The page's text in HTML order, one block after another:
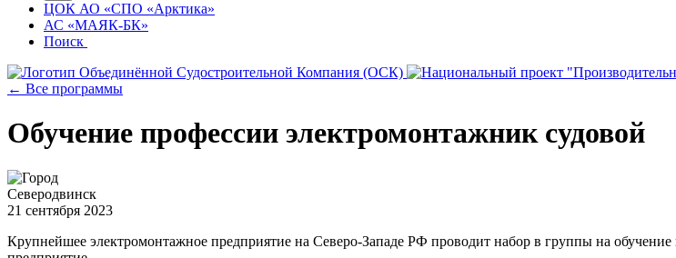
ЦОК АО «СПО «Арктика»
АС «МАЯК-БК»
Поиск
← Все программы
Обучение профессии электромонтажник судовой
Северодвинск
21 сентября 2023
Крупнейшее электромонтажное предприятие на Северо-Западе РФ проводит набор в группы на